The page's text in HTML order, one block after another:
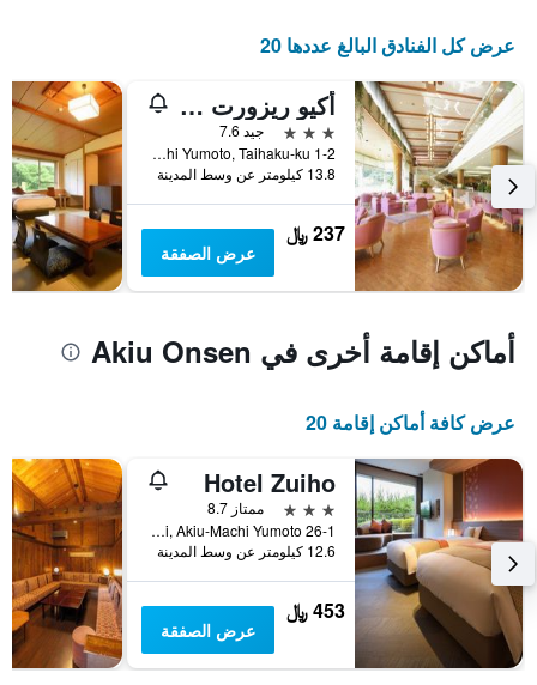
عرض كل الفنادق البالغ عددها 20
أكيو ريزورت هوتل كريسينت
3 نجوم
جيد 7.6
1-2 Namezawa, Akiumachi Yumoto, Taihaku-ku, سينداي, اليابان
13.8 كيلومتر عن وسط المدينة
237 ﷼
عرض الصفقة
أماكن إقامة أخرى في Akiu Onsen
عرض كافة أماكن إقامة 20
Hotel Zuiho
3 نجوم
ممتاز 8.7
26-1 Nozoki, Akiu-Machi Yumoto, سينداي, اليابان
12.6 كيلومتر عن وسط المدينة
453 ﷼
عرض الصفقة